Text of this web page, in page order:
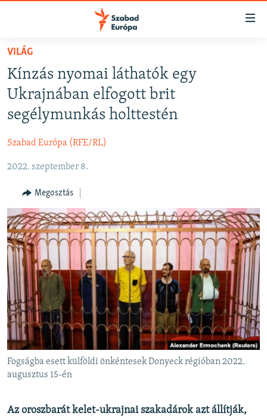
Akadálymentes
Ugrás
fő
oldalra
tartalomjegyzékre
AKTUÁLIS
PODCASTOK
ELEMZŐ
NER15
SZABADON
TÁRSADALOM
DEMOKRÁCIA
A PÉNZ NYOMÁBAN
EURÓPAI UNIÓ
VILÁG
KLÍMAVÁLTOZÁS
A MÚLT TANULSÁGAI
KÖVESSEN MINKET!
VILÁG
Kínzás nyomai láthatók egy
Ukrajnában elfogott brit
segélymunkás holttestén
Szabad Európa (RFE/RL)
2022. szeptember 8.
Megosztás
Fogságba esett külföldi önkéntesek Donyeck régióban 2022.
augusztus 15-én
Az oroszbarát kelet-ukrajnai szakadárok azt állítják,
FELIRATKOZÁS
Spotify